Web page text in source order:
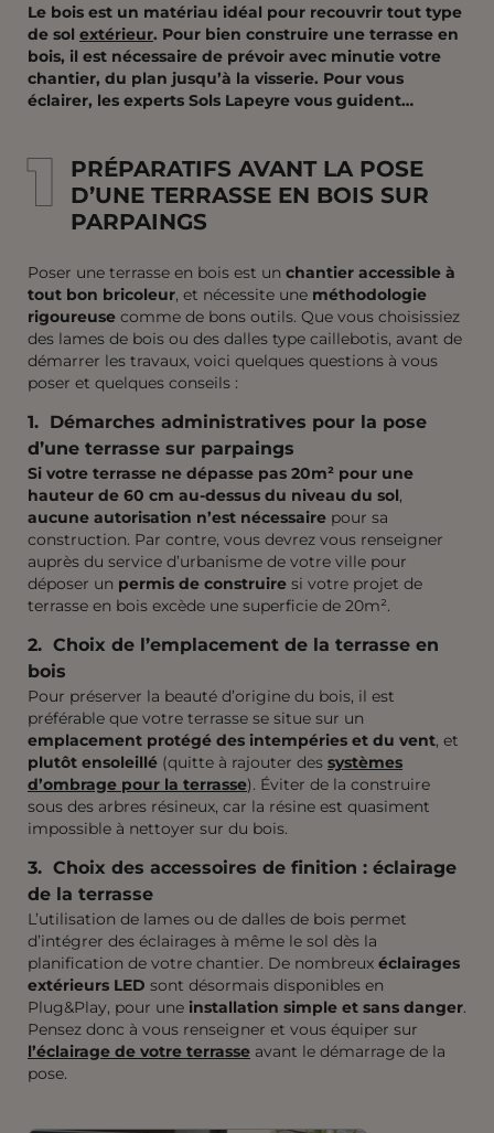
Le bois est un matériau idéal pour recouvrir tout type
de sol extérieur. Pour bien construire une terrasse en
bois, il est nécessaire de prévoir avec minutie votre
chantier, du plan jusqu’à la visserie. Pour vous
éclairer, les experts Sols Lapeyre vous guident…
1
1
PRÉPARATIFS AVANT LA POSE
D’UNE TERRASSE EN BOIS SUR
PARPAINGS
Poser une terrasse en bois est un chantier accessible à
tout bon bricoleur, et nécessite une méthodologie
rigoureuse comme de bons outils. Que vous choisissiez
des lames de bois ou des dalles type caillebotis, avant de
démarrer les travaux, voici quelques questions à vous
poser et quelques conseils :
1. Démarches administratives pour la pose
d’une terrasse sur parpaings
Si votre terrasse ne dépasse pas 20m² pour une
hauteur de 60 cm au-dessus du niveau du sol,
aucune autorisation n’est nécessaire pour sa
construction. Par contre, vous devrez vous renseigner
auprès du service d’urbanisme de votre ville pour
déposer un permis de construire si votre projet de
terrasse en bois excède une superficie de 20m².
2. Choix de l’emplacement de la terrasse en
bois
Pour préserver la beauté d’origine du bois, il est
préférable que votre terrasse se situe sur un
emplacement protégé des intempéries et du vent, et
plutôt ensoleillé (quitte à rajouter des systèmes
d’ombrage pour la terrasse). Éviter de la construire
sous des arbres résineux, car la résine est quasiment
impossible à nettoyer sur du bois.
3. Choix des accessoires de finition : éclairage
de la terrasse
L’utilisation de lames ou de dalles de bois permet
d’intégrer des éclairages à même le sol dès la
planification de votre chantier. De nombreux éclairages
extérieurs LED sont désormais disponibles en
Plug&Play, pour une installation simple et sans danger.
Pensez donc à vous renseigner et vous équiper sur
l’éclairage de votre terrasse avant le démarrage de la
pose.